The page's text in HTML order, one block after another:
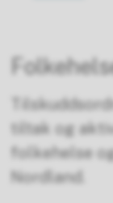
tiltak og
folkehelse
Nordland.